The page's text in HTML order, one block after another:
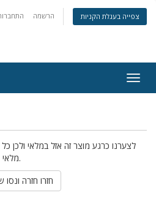
הרשמה צפייה בעגלת הקניות
לצערנו כרגע מוצר זה אזל במלאי ולכן
מלאי חדש. למידע נוסף צרו אתנו קשר.
« חזרו חזרה ונסו